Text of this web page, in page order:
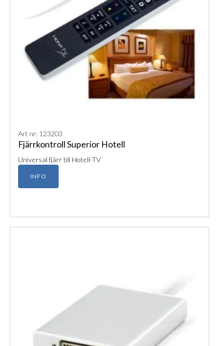
Art nr: 123203
Fjärrkontroll Superior Hotell
Universal fjärr till Hotell-TV
INFO